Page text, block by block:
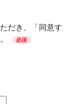
だき、「同意す
必須